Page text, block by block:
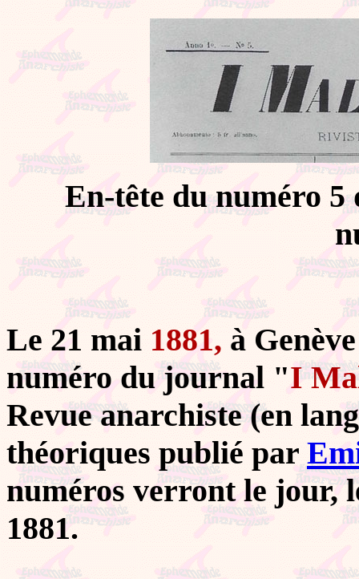
En-tête du numéro
Le 21 mai 1881, à
numéro du journal "I
Revue anarchiste (en
théoriques publié par
numéros verront le jour,
1881.